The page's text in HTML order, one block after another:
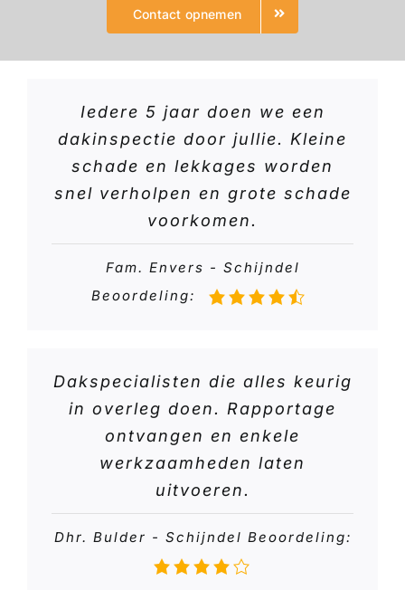
Contact opnemen
Iedere 5 jaar doen we een
dakinspectie door jullie. Kleine
schade en lekkages worden
snel verholpen en grote schade
voorkomen.
Fam. Envers - Schijndel
Beoordeling:
Dakspecialisten die alles keurig
in overleg doen. Rapportage
ontvangen en enkele
werkzaamheden laten
uitvoeren.
Dhr. Bulder - Schijndel Beoordeling: